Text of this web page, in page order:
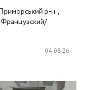
р-н.,
04.08.26